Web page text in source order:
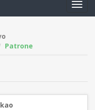
Patrone